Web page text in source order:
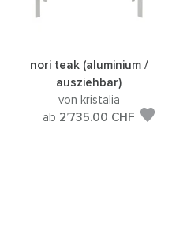
nori teak (aluminium /
ausziehbar)
von kristalia
ab 2’735.00 CHF